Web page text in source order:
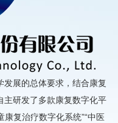
展的总体要求，结合康复
主研发了多款康复数字化平
康复治疗数字化系统”“中医